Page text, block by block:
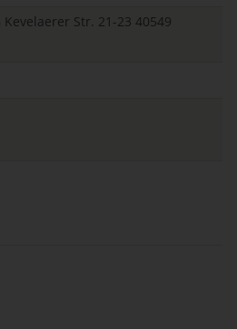
Str. 21-23 40549